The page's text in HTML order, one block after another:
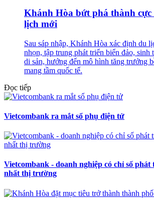
Khánh Hòa bứt phá thành
lịch mới
Sau sáp nhập, Khánh Hòa xác định du
nhọn, tập trung phát triển biển đảo, sinh
di sản, hướng đến mô hình tăng trưởng
mang tầm quốc tế.
Đọc tiếp
Vietcombank ra mắt sổ phụ điện tử
Vietcombank - doanh nghiệp có chỉ số
nhất thị trường